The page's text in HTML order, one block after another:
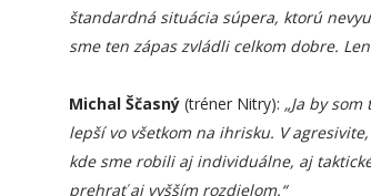
štandardná situácia súpera, ktorú
sme ten zápas zvládli celkom dobre.
Michal Ščasný (tréner Nitry): „Ja by
lepší vo všetkom na ihrisku. V
kde sme robili aj individuálne, aj
prehrať aj vyšším rozdielom.“